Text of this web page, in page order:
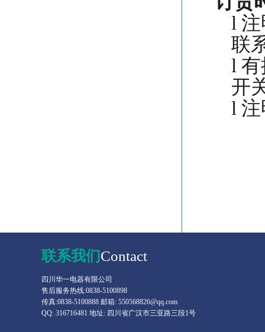
l
联
l
开
l
联系我们Contact
四川华一电器有限公司
售后服务热线:0838-5100898
传真:0838-5100888 邮箱: 550568826@qq.com
QQ: 316716481 地址: 四川省广汉市三亚路三段1号